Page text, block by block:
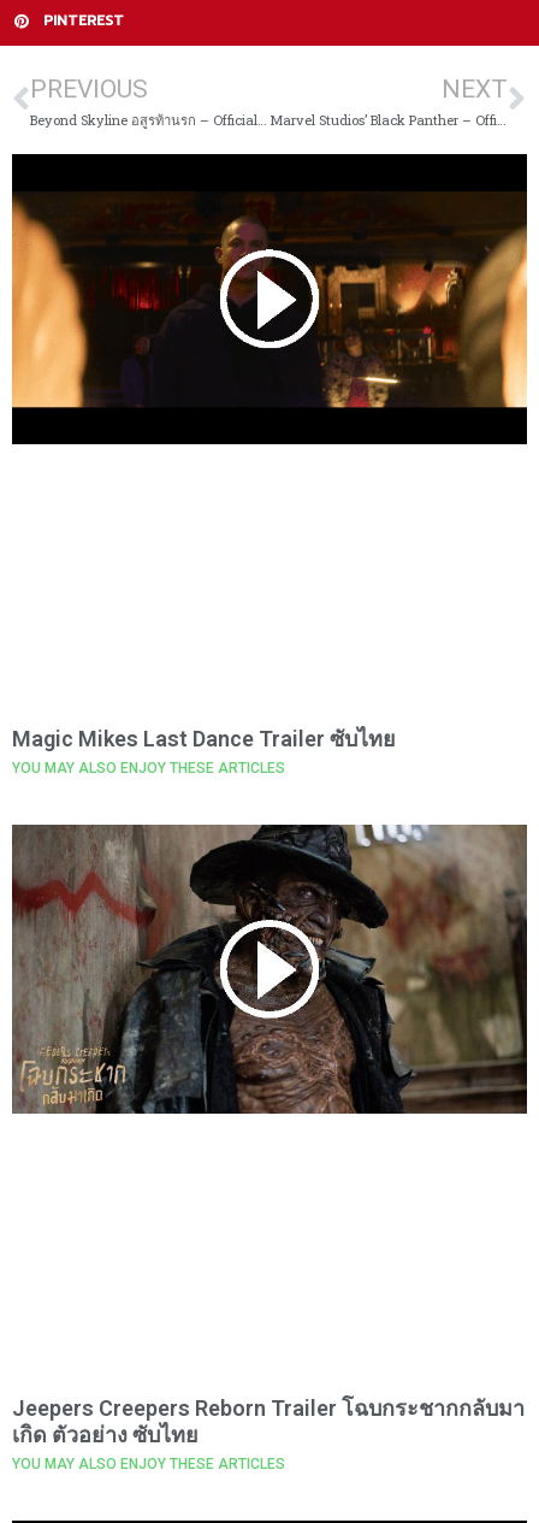
PINTEREST
PREVIOUS NEXT
Magic Mikes Last Dance Trailer ซับไทย
YOU MAY ALSO ENJOY THESE ARTICLES
Jeepers Creepers Reborn Trailer โฉบกระชากกลับมา
เกิด ตัวอย่าง ซับไทย
YOU MAY ALSO ENJOY THESE ARTICLES